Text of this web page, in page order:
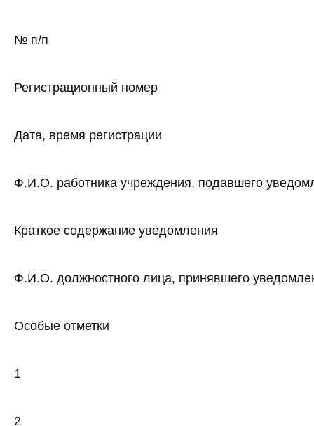
№ п/п
Регистрационный номер
Дата, время регистрации
Ф.И.О. работника учреждения, подавшего
Краткое содержание уведомления
Ф.И.О. должностного лица, принявшего
Особые отметки
1
2